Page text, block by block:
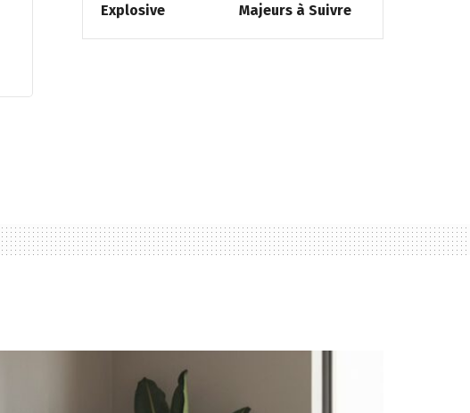
Explosive
Majeurs à Suivre